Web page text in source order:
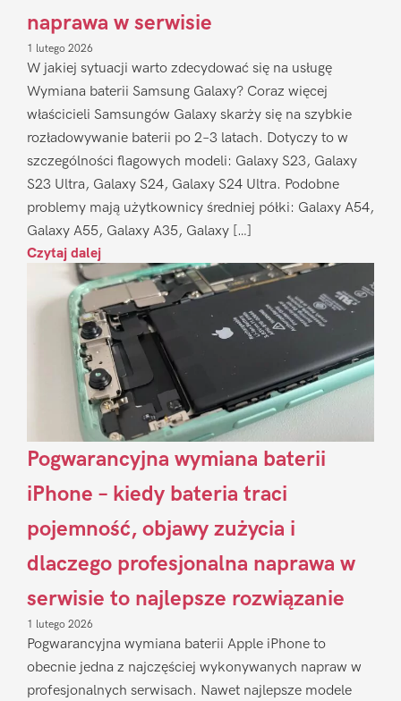
naprawa w serwisie
1 lutego 2026
W jakiej sytuacji warto zdecydować się na usługę
Wymiana baterii Samsung Galaxy? Coraz więcej
właścicieli Samsungów Galaxy skarży się na szybkie
rozładowywanie baterii po 2–3 latach. Dotyczy to w
szczególności flagowych modeli: Galaxy S23, Galaxy
S23 Ultra, Galaxy S24, Galaxy S24 Ultra. Podobne
problemy mają użytkownicy średniej półki: Galaxy A54,
Galaxy A55, Galaxy A35, Galaxy […]
Czytaj dalej
Pogwarancyjna wymiana baterii
iPhone – kiedy bateria traci
pojemność, objawy zużycia i
dlaczego profesjonalna naprawa w
serwisie to najlepsze rozwiązanie
1 lutego 2026
Pogwarancyjna wymiana baterii Apple iPhone to
obecnie jedna z najczęściej wykonywanych napraw w
profesjonalnych serwisach. Nawet najlepsze modele